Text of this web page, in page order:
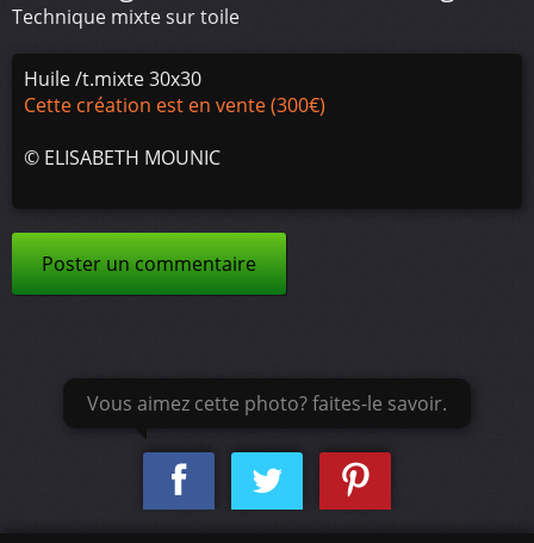
Technique mixte sur toile
Huile /t.mixte 30x30
Cette création est en vente (300€)
© ELISABETH MOUNIC
Poster un commentaire
Vous aimez cette photo? faites-le savoir.